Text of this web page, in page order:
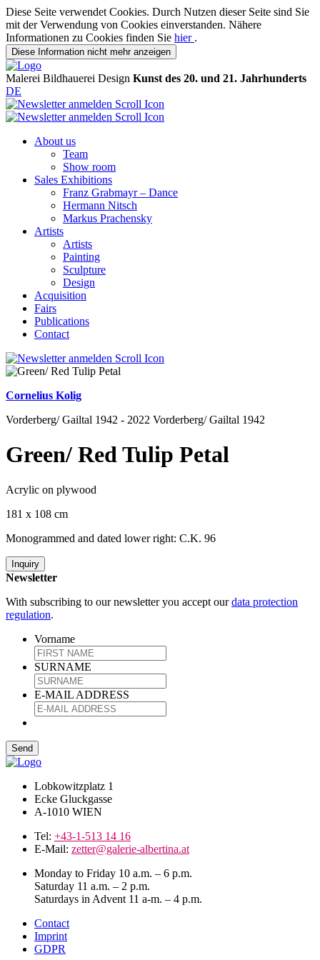
Diese Seite verwendet Cookies. Durch Nutzen dieser Seite sind Sie
mit der Verwendung von Cookies einverstanden. Nähere
Informationen zu Cookies finden Sie hier .
Diese Information nicht mehr anzeigen
Malerei Bildhauerei Design Kunst des 20. und 21. Jahrhunderts
DE
About us
Team
Show room
Sales Exhibitions
Franz Grabmayr – Dance
Hermann Nitsch
Markus Prachensky
Artists
Artists
Painting
Sculpture
Design
Acquisition
Fairs
Publications
Contact
Cornelius Kolig
Vorderberg/ Gailtal 1942 - 2022 Vorderberg/ Gailtal 1942
Green/ Red Tulip Petal
Acrylic on plywood
181 x 108 cm
Monogrammed and dated lower right: C.K. 96
Inquiry
Newsletter
With subscribing to our newsletter you accept ourdata protection
regulation.
Vorname
SURNAME
E-MAIL ADDRESS
Lobkowitzplatz 1
Ecke Gluckgasse
A-1010 WIEN
Tel: +43-1-513 14 16
E-Mail: zetter@galerie-albertina.at
Monday to Friday 10 a.m. – 6 p.m.
Saturday 11 a.m. – 2 p.m.
Saturdays in Advent 11 a-m. – 4 p.m.
Contact
Imprint
GDPR